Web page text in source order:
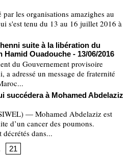
les organisations amazighes au
s'est tenu du 13 au 16 juillet 2016 à
suite à la libération du
Hamid Ouadouche - 13/06/2016
du Gouvernement provisoire
a adressé un message de fraternité
succédera à Mohamed Abdelaziz
— Mohamed Abdelaziz est
d’un cancer des poumons.
dans...
21